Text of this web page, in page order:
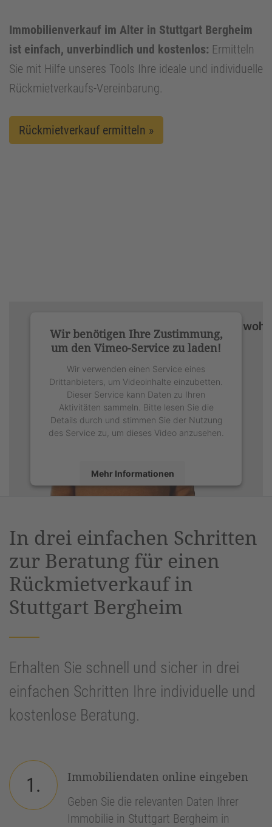
Immobilienverkauf im Alter in Stuttgart Bergheim
ist einfach, unverbindlich und kostenlos: Ermitteln
Sie mit Hilfe unseres Tools Ihre ideale und individuelle
Rückmietverkaufs-Vereinbarung.
Rückmietverkauf ermitteln »
Wir benötigen Ihre Zustimmung,
um den Vimeo-Service zu laden!
Wir verwenden einen Service eines
Drittanbieters, um Videoinhalte einzubetten.
Dieser Service kann Daten zu Ihren
Aktivitäten sammeln. Bitte lesen Sie die
Details durch und stimmen Sie der Nutzung
des Service zu, um dieses Video anzusehen.
Mehr Informationen
Management Platform&eRecht24
In drei einfachen Schritten
zur Beratung für einen
Rückmietverkauf in
Stuttgart Bergheim
Erhalten Sie schnell und sicher in drei
einfachen Schritten Ihre individuelle und
kostenlose Beratung.
1.
Immobiliendaten online eingeben
Geben Sie die relevanten Daten Ihrer
Immobilie in Stuttgart Bergheim in